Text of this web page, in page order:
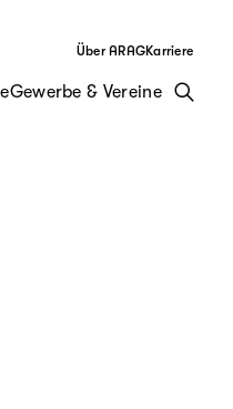
Gewerbe & Vereine
Über ARAGKarriere